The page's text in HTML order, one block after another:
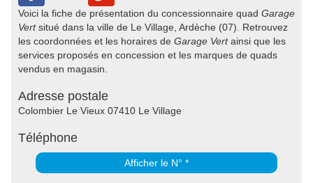
Voici la fiche de présentation du concessionnaire quad Garage
Vertsitué dans la ville de Le Village, Ardèche (07). Retrouvez
les coordonnées et les horaires de Garage Vertainsi que les
services proposés en concession et les marques de quads
vendus en magasin.
Adresse postale
Colombier Le Vieux 07410 Le Village
Téléphone
Afficher le N° *